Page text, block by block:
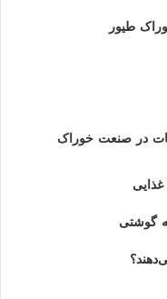
طیور
در صنعت خوراک
غذایی
گوشتی